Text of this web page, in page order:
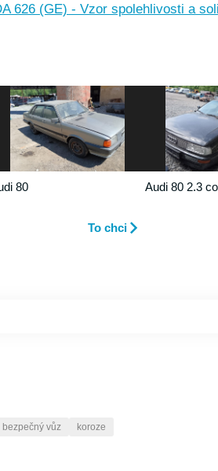
626 (GE) - Vzor spolehlivosti a
80
To chci
Audi 80 2.3
bezpečný vůz koroze